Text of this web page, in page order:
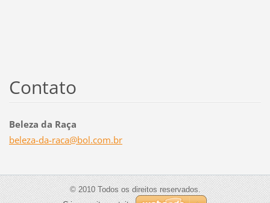
Contato
Beleza da Raça
beleza-da-raca@bol.com.br
© 2010 Todos os direitos reservados.